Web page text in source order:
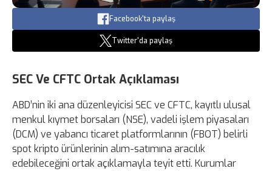
Facebook'ta paylaş
Twitter'da paylaş
SEC Ve CFTC Ortak Açıklaması
ABD’nin iki ana düzenleyicisi SEC ve CFTC, kayıtlı ulusal
menkul kıymet borsaları (NSE), vadeli işlem piyasaları
(DCM) ve yabancı ticaret platformlarının (FBOT) belirli
spot kripto ürünlerinin alım-satımına aracılık
edebileceğini ortak açıklamayla teyit etti. Kurumlar